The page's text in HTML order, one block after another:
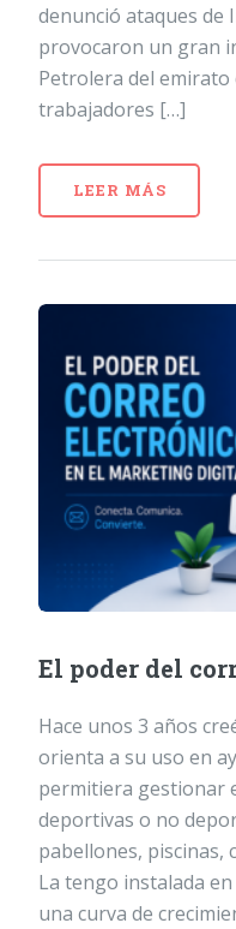
denunció ataques de
provocaron un gran
Petrolera del emirato
trabajadores […]
LEER MÁS
El poder del
Hace unos 3 años
orienta a su uso en
permitiera gestionar
deportivas o no
pabellones, piscinas,
La tengo instalada
una curva de